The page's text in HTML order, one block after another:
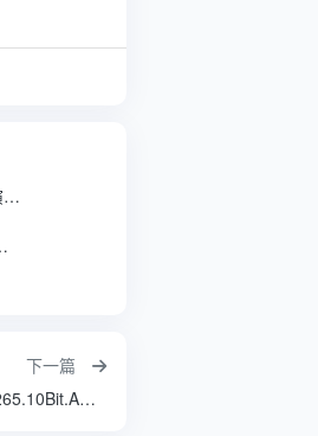
奥德赛 The Odyssey(2026) 1080P【诺兰导演作品】[美国/英国] [动作/历史/奇幻/冒险] 英语
大陆/动作/战争/犯罪】
下一篇
特工同盟 [中文字幕]Old.Guy.2024.BD1080P.X265.10Bit.AC3.DDP5.1.English.CHS-ENG.JKYY[2.7G]